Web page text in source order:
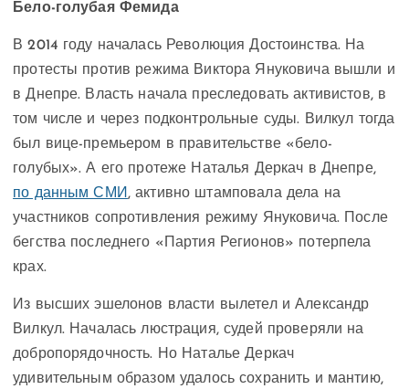
Бело-голубая Фемида
В 2014 году началась Революция Достоинства. На
протесты против режима Виктора Януковича вышли и
в Днепре. Власть начала преследовать активистов, в
том числе и через подконтрольные суды. Вилкул тогда
был вице-премьером в правительстве «бело-
голубых». А его протеже Наталья Деркач в Днепре,
по данным СМИ , активно штамповала дела на
участников сопротивления режиму Януковича. После
бегства последнего «Партия Регионов» потерпела
крах.
Из высших эшелонов власти вылетел и Александр
Вилкул. Началась люстрация, судей проверяли на
добропорядочность. Но Наталье Деркач
удивительным образом удалось сохранить и мантию,